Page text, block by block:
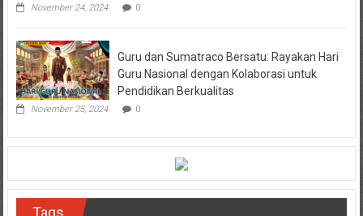
November 24, 2024 0
Guru dan Sumatraco Bersatu: Rayakan Hari
Guru Nasional dengan Kolaborasi untuk
Pendidikan Berkualitas
November 25, 2024 0
Tags